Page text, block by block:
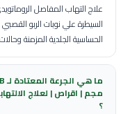
علاج التهاب المفاصل
السيطرة علي نوبات الربو
الحساسية الجلدية المزمنة
مجم | اقراص | لعلاج
؟